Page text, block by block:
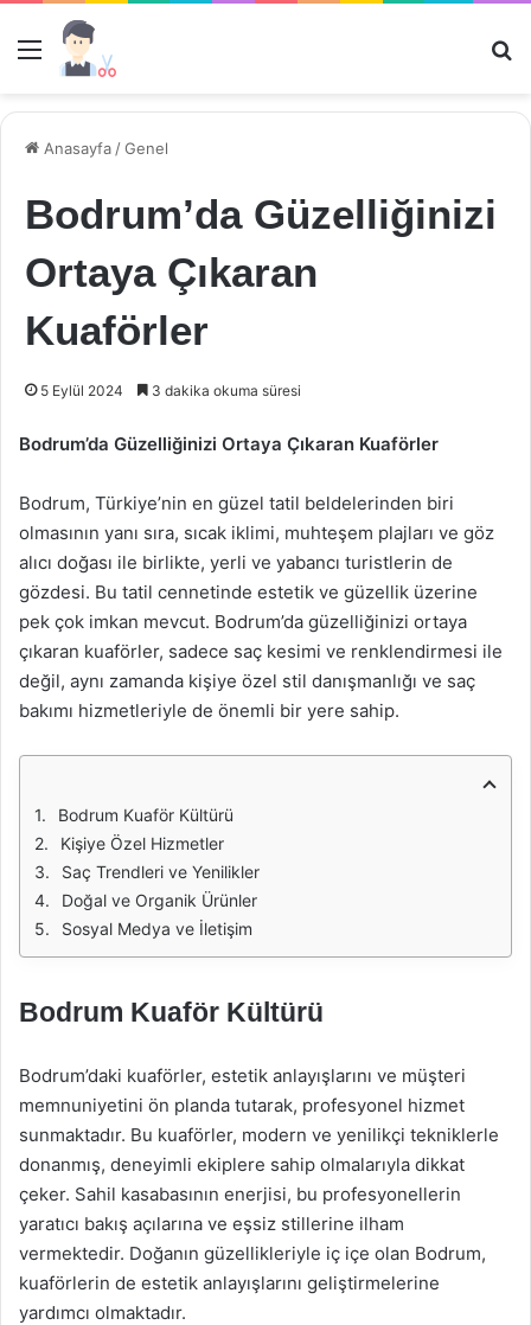
Menü
Anasayfa /Genel
Bodrum’da Güzelliğinizi
Ortaya Çıkaran
Kuaförler
5 Eylül 2024 3 dakika okuma süresi
Bodrum’da Güzelliğinizi Ortaya Çıkaran Kuaförler
Bodrum, Türkiye’nin en güzel tatil beldelerinden biri
olmasının yanı sıra, sıcak iklimi, muhteşem plajları ve göz
alıcı doğası ile birlikte, yerli ve yabancı turistlerin de
gözdesi. Bu tatil cennetinde estetik ve güzellik üzerine
pek çok imkan mevcut. Bodrum’da güzelliğinizi ortaya
çıkaran kuaförler, sadece saç kesimi ve renklendirmesi ile
değil, aynı zamanda kişiye özel stil danışmanlığı ve saç
bakımı hizmetleriyle de önemli bir yere sahip.
Bodrum Kuaför Kültürü
Kişiye Özel Hizmetler
Saç Trendleri ve Yenilikler
Doğal ve Organik Ürünler
Sosyal Medya ve İletişim
Bodrum Kuaför Kültürü
Bodrum’daki kuaförler, estetik anlayışlarını ve müşteri
memnuniyetini ön planda tutarak, profesyonel hizmet
sunmaktadır. Bu kuaförler, modern ve yenilikçi tekniklerle
donanmış, deneyimli ekiplere sahip olmalarıyla dikkat
çeker. Sahil kasabasının enerjisi, bu profesyonellerin
yaratıcı bakış açılarına ve eşsiz stillerine ilham
vermektedir. Doğanın güzellikleriyle iç içe olan Bodrum,
kuaförlerin de estetik anlayışlarını geliştirmelerine
yardımcı olmaktadır.